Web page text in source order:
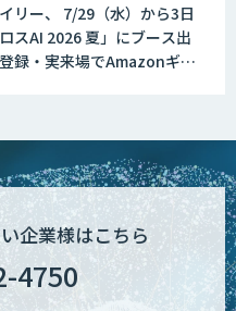
リー、 7/29（水）から3日
スAI 2026 夏」にブース出
録・実来場でAmazonギフ
企業様はこちら
4750